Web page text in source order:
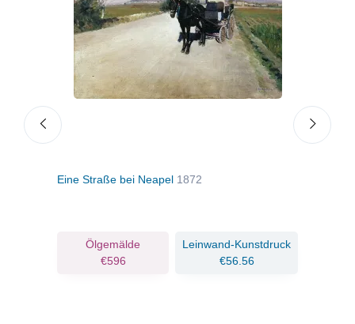
Eine Straße bei Neapel 1872
Ölgemälde
€596
Leinwand-Kunstdruck
€56.56